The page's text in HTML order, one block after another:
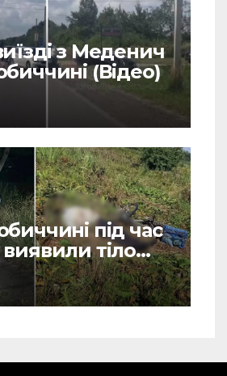
з Меденич
(Відео)
під час
тіло
чоловіка (Фото)